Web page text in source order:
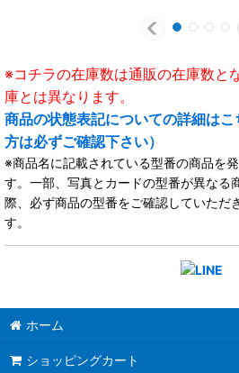
※コチラの在庫数は通販の在庫数と
庫とは異なります。
商品の状態表記についての詳細は
方は必ずご確認下さい）
※商品名に記載されている型番の商品を
す。一部、写真とカードの型番が異なる
際、必ず商品の型番をご確認していただ
す。
ホーム
ショッピングカート